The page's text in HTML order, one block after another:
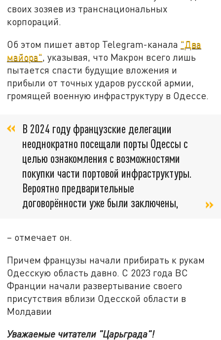
своих зозяев из транснациональных
корпораций.
Об этом пишет автор Telegram-канала "Два
майора", указывая, что Макрон всего лишь
пытается спасти будущие вложения и
прибыли от точных ударов русской армии,
громящей военную инфраструктуру в Одессе.
В 2024 году французские делегации
неоднократно посещали порты Одессы с
целью ознакомления с возможностями
покупки части портовой инфраструктуры.
Вероятно предварительные
договорённости уже были заключены,
– отмечает он.
Причем французы начали прибирать к рукам
Одесскую область давно. С 2023 года ВС
Франции начали развертывание своего
присутствия вблизи Одесской области в
Молдавии
Уважаемые читатели "Царьграда"!